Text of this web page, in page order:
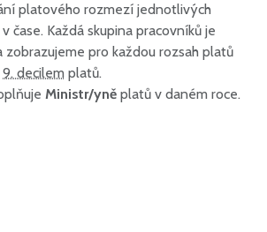
platového rozmezí jednotlivých
čase. Každá skupina pracovníků je
zobrazujeme pro každou rozsah platů
9. decilem platů.
Ministr/yně platů v daném roce.